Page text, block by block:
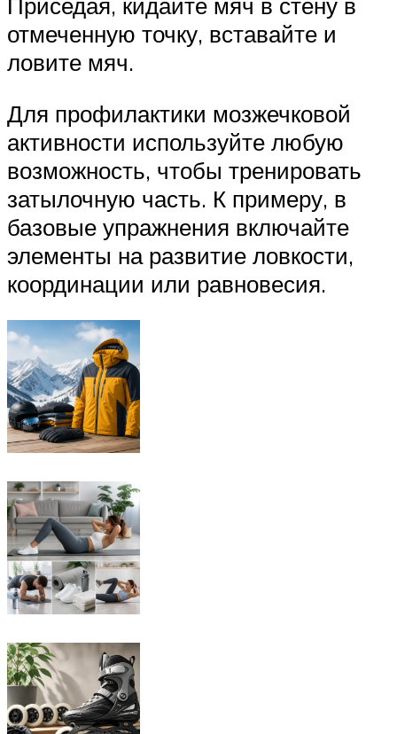
отмеченную точку, вставайте и
ловите мяч.
Для профилактики мозжечковой
активности используйте любую
возможность, чтобы тренировать
затылочную часть. К примеру, в
базовые упражнения включайте
элементы на развитие ловкости,
координации или равновесия.